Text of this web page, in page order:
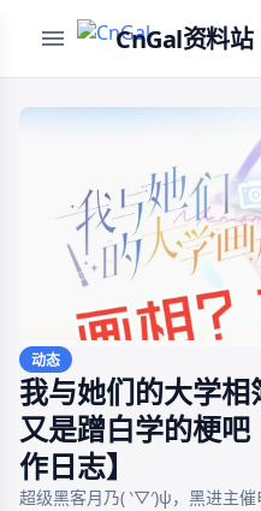
CnGal资料站
动态
我与她们的大学
又是蹭白学的梗
作日志】
超级黑客月乃( ‵▽′)ψ，黑进主催